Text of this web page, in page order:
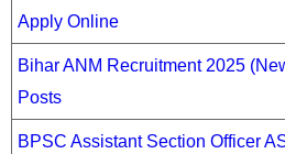
Apply Online
Bihar ANM Recruitment 2025
Posts
BPSC Assistant Section Officer